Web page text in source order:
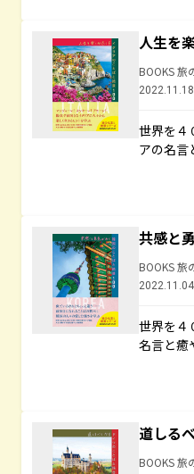
人生を
BOOKS 旅
世界を４
アの名言
共感と
BOOKS 旅
世界を４
名言と癒
道しる
BOOKS 旅